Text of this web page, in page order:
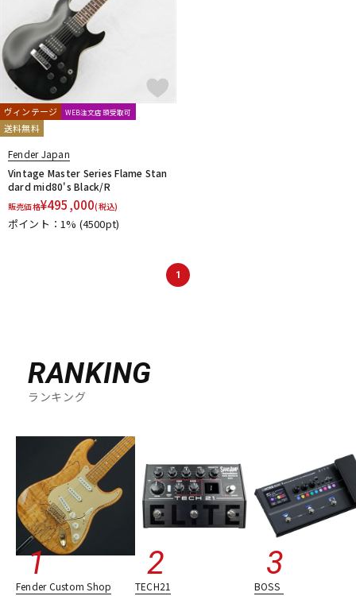
ヴィンテージ WEB注文店頭受取可
送料無料
Fender Japan
Vintage Master Series Flame Stan
dard mid80's Black/R
販売価格¥495,000(税込)
ポイント：1% (4500pt)
1
RANKING
ランキング
Fender Custom Shop TECH21 BOSS